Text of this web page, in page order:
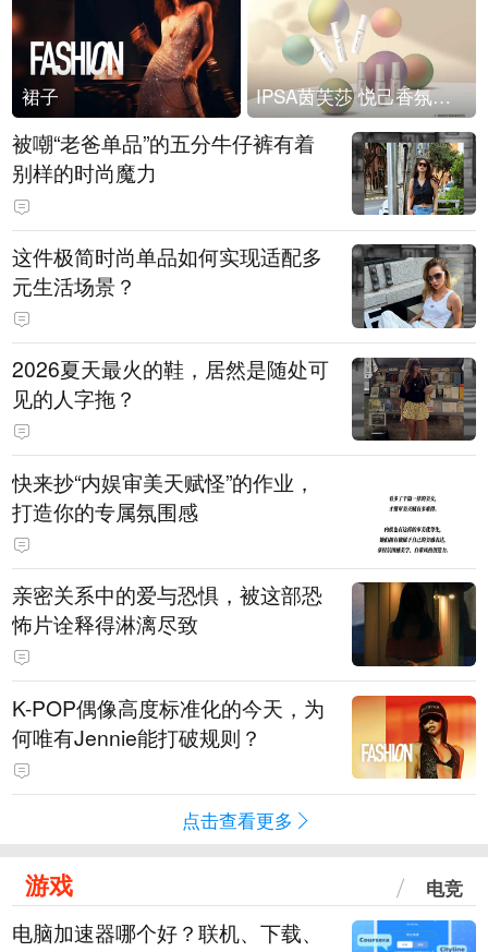
裙子 IPSA茵芙莎 悦己香氛凝露上市
被嘲“老爸单品”的五分牛仔裤有着
别样的时尚魔力
这件极简时尚单品如何实现适配多
元生活场景？
2026夏天最火的鞋，居然是随处可
见的人字拖？
快来抄“内娱审美天赋怪”的作业，
打造你的专属氛围感
亲密关系中的爱与恐惧，被这部恐
怖片诠释得淋漓尽致
K-POP偶像高度标准化的今天，为
何唯有Jennie能打破规则？
点击查看更多
游戏 电竞
电脑加速器哪个好？联机、下载、